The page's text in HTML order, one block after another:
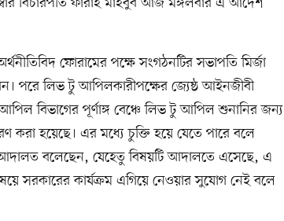
ফোরামের পক্ষে সংগঠনটির সভাপতি মির্জা
পরে লিভ টু আপিলকারীপক্ষের জ্যেষ্ঠ আইনজীবী
বিভাগের পূর্ণাঙ্গ বেঞ্চে লিভ টু আপিল শুনানির জন্য
করা হয়েছে। এর মধ্যে চুক্তি হয়ে যেতে পারে বলে
বলেছেন, যেহেতু বিষয়টি আদালতে এসেছে, এ
সরকারের কার্যক্রম এগিয়ে নেওয়ার সুযোগ নেই বলে